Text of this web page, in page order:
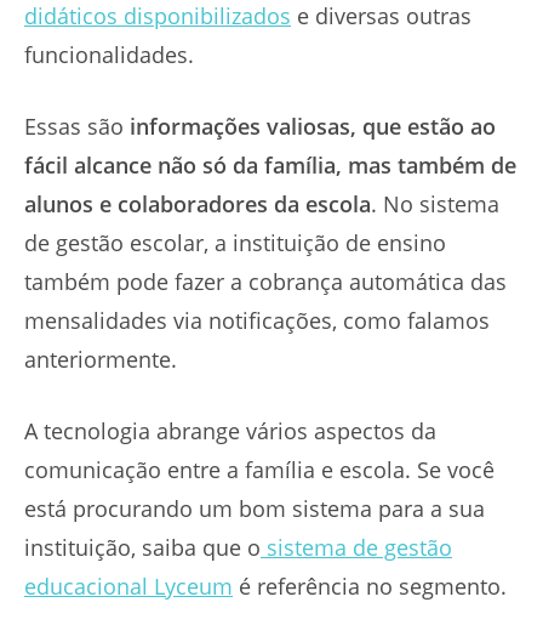
didáticos disponibilizados e diversas outras
funcionalidades.
Essas são informações valiosas, que estão ao
fácil alcance não só da família, mas também de
alunos e colaboradores da escola. No sistema
de gestão escolar, a instituição de ensino
também pode fazer a cobrança automática das
mensalidades via notificações, como falamos
anteriormente.
A tecnologia abrange vários aspectos da
comunicação entre a família e escola. Se você
está procurando um bom sistema para a sua
instituição, saiba que o sistema de gestão
educacional Lyceum é referência no segmento.